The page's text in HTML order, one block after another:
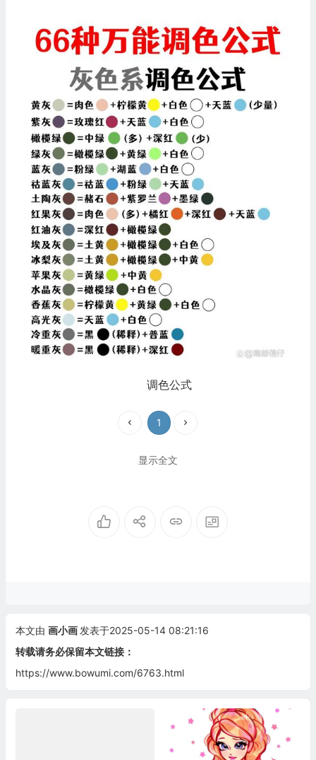
调色公式
1
显示全文
本文由 画小画 发表于2025-05-14 08:21:16
转载请务必保留本文链接：
https://www.bowumi.com/6763.html